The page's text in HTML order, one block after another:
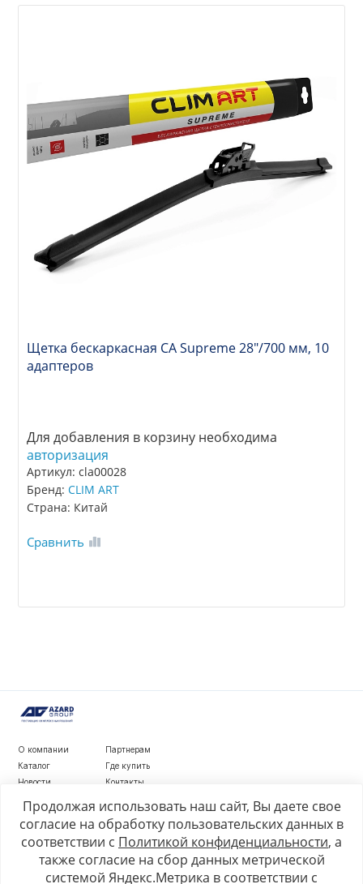
Щетка бескаркасная CA Supreme 28"/700 мм, 10
адаптеров
Для добавления в корзину необходима
авторизация
Артикул: cla00028
Бренд:CLIM ART
Страна: Китай
Сравнить
О компании
Каталог
Новости
Партнерам
Где купить
Контакты
г. Рязань, ул. Маяковского, д. 1а, стр. 3
+7 4912 77-80-81
info@azard.ru
Продолжая использовать наш сайт, Вы даете свое
согласие на обработку пользовательских данных в
соответствии с Политикой конфиденциальности, а
также согласие на сбор данных метрической
системой Яндекс.Метрика в соответствии с